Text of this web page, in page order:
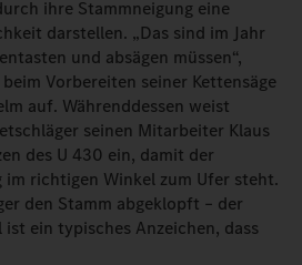
ihre Stammneigung eine
darstellen. „Das sind im Jahr
und absägen müssen“,
Vorbereiten seiner Kettensäge
auf. Währenddessen weist
seinen Mitarbeiter Klaus
des U 430 ein, damit der
im richtigen Winkel zum Ufer steht.
den Stamm abgeklopft – der
ein typisches Anzeichen, dass